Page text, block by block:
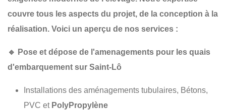
couvre tous les aspects du projet, de la conception à la
réalisation. Voici un aperçu de nos services :
🔹 Pose et dépose de l'amenagements pour les quais
d'embarquement sur Saint-Lô
Installations des aménagements tubulaires, Bétons,
PVC et PolyPropylène